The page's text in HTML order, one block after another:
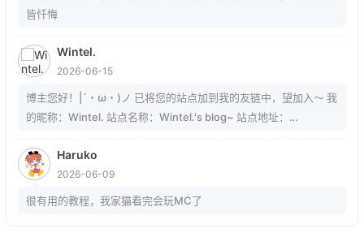
皆忏悔
Wintel.
2026-06-15
博主您好！|´・ω・)ノ 已将您的站点加到我的友链中，望加入～ 我
的昵称：Wintel. 站点名称：Wintel.'s blog~ 站点地址：
https://mrwintel.xyz/local/avatar.jpg 站点描述：树在。山在。大
地在。岁月在。我在。
Haruko
2026-06-09
很有用的教程，我家猫看完会玩MC了